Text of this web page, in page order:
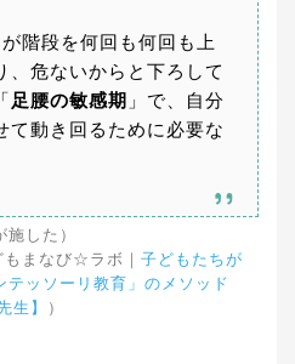
階段を何回も何回も上
、危ないからと下ろして
足腰の敏感期 」で、自分
て動き回るために必要な
施した）
もまなび☆ラボ｜ 子どもたちが
テッソーリ教育」のメソッド
生】
）